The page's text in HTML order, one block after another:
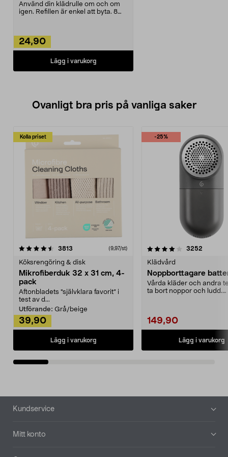
Använd din klädrulle om och om
igen. Refillen är enkel att byta. 8
24,90
Lägg i varukorg
Ovanligt bra pris på vanliga saker
Kolla priset
3813 (9,97/st)
Köksrengöring & disk
Mikrofiberduk 32 x 31 cm, 4-
pack
Aftonbladets "självklara favorit” i
test av d...
Utförande: Grå/beige
39,90
Lägg i varukorg
-25%
4.0av 5 stjärnor 3252
Klädvård
Noppborttagare
Vårda kläder och andra
ta bort noppor och ludd.
149,90
Lägg i varukorg
4.5av 5 stjärnor
Sidfot
Kundservice
Mitt konto